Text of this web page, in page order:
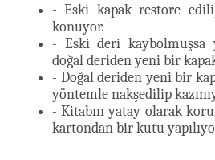
- Eski kapak restore
konuyor.
- Eski deri kaybolmuşsa
doğal deriden yeni bir
- Doğal deriden yeni bir
yöntemle nakşedilip
- Kitabın yatay olarak
kartondan bir kutu